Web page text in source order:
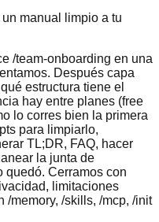
manual limpio a tu
/team-onboarding en una
Después capa
estructura tiene el
hay entre planes (free
lo corres bien la primera
para limpiarlo,
TL;DR, FAQ, hacer
la junta de
quedó. Cerramos con
limitaciones
/memory, /skills, /mcp, /init